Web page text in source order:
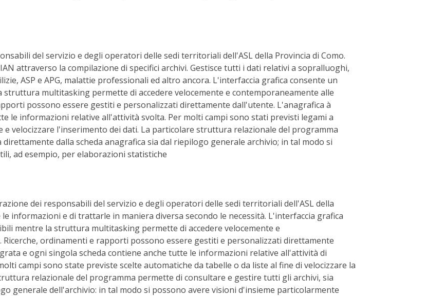
del servizio e degli operatori delle sedi territoriali dell'ASL della Provincia di Como.
attraverso la compilazione di specifici archivi. Gestisce tutti i dati relativi a sopralluoghi,
ASP e APG, malattie professionali ed altro ancora. L'interfaccia grafica consente un
multitasking permette di accedere velocemente e contemporaneamente alle
possono essere gestiti e personalizzati direttamente dall'utente. L'anagrafica à
le informazioni relative all'attività svolta. Per molti campi sono stati previsti legami a
velocizzare l'inserimento dei dati. La particolare struttura relazionale del programma
dalla scheda anagrafica sia dal riepilogo generale archivio; in tal modo si
ad esempio, per elaborazioni statistiche
dei responsabili del servizio e degli operatori delle sedi territoriali dell'ASL della
informazioni e di trattarle in maniera diversa secondo le necessità. L'interfaccia grafica
mentre la struttura multitasking permette di accedere velocemente e
ordinamenti e rapporti possono essere gestiti e personalizzati direttamente
e ogni singola scheda contiene anche tutte le informazioni relative all'attività di
campi sono state previste scelte automatiche da tabelle o da liste al fine di velocizzare la
relazionale del programma permette di consultare e gestire tutti gli archivi, sia
generale dell'archivio: in tal modo si possono avere visioni d'insieme particolarmente